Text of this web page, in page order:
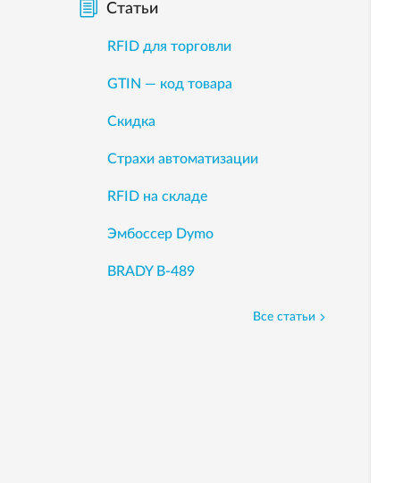
Статьи
RFID для торговли
GTIN — код товара
Скидка
Страхи автоматизации
RFID на складе
Эмбоссер Dymo
BRADY B-489
Все статьи